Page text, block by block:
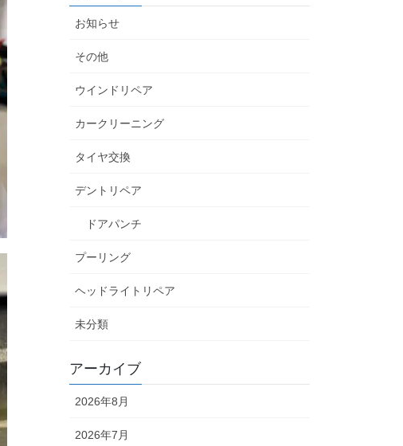
お知らせ
その他
ウインドリペア
カークリーニング
タイヤ交換
デントリペア
ドアパンチ
プーリング
ヘッドライトリペア
未分類
アーカイブ
2026年8月
2026年7月